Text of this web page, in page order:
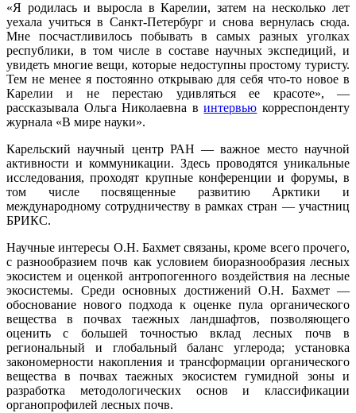
«Я родилась и выросла в Карелии, затем на несколько лет
уехала учиться в Санкт-Петербург и снова вернулась сюда.
Мне посчастливилось побывать в самых разных уголках
республики, в том числе в составе научных экспедиций, и
увидеть многие вещи, которые недоступны простому туристу.
Тем не менее я постоянно открываю для себя что-то новое в
Карелии и не перестаю удивляться ее красоте», ―
рассказывала Ольга Николаевна винтервью корреспонденту
журнала «В мире науки».
Карельский научный центр РАН ― важное место научной
активности и коммуникации. Здесь проводятся уникальные
исследования, проходят крупные конференции и форумы, в
том числе посвященные развитию Арктики и
международному сотрудничеству в рамках стран — участниц
БРИКС.
Научные интересы О.Н. Бахмет связаны, кроме всего прочего,
с разнообразием почв как условием биоразнообразия лесных
экосистем и оценкой антропогенного воздействия на лесные
экосистемы. Среди основных достижений О.Н. Бахмет ―
обоснование нового подхода к оценке пула органического
вещества в почвах таежных ландшафтов, позволяющего
оценить с большей точностью вклад лесных почв в
региональный и глобальный баланс углерода; установка
закономерности накопления и трансформации органического
вещества в почвах таежных экосистем гумидной зоны и
разработка методологических основ и классификации
органопрофилей лесных почв.